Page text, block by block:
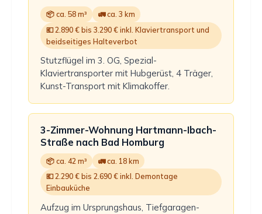
📦 ca. 58 m³
🚛 ca. 3 km
💶 2.890 € bis 3.290 € inkl. Klaviertransport und
beidseitiges Halteverbot
Stutzflügel im 3. OG, Spezial-
Klaviertransporter mit Hubgerüst, 4 Träger,
Kunst-Transport mit Klimakoffer.
3-Zimmer-Wohnung Hartmann-Ibach-
Straße nach Bad Homburg
📦 ca. 42 m³
🚛 ca. 18 km
💶 2.290 € bis 2.690 € inkl. Demontage
Einbauküche
Aufzug im Ursprungshaus, Tiefgaragen-